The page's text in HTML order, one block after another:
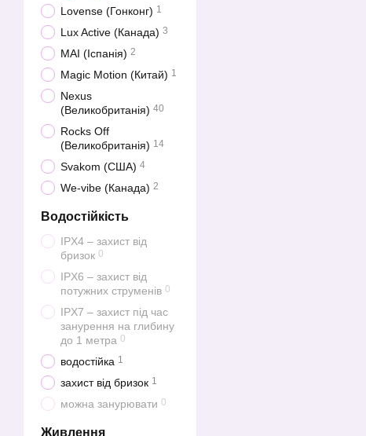
Lovense (Гонконг) 1
Lux Active (Канада) 3
MAI (Іспанія) 2
Magic Motion (Китай) 1
Nexus
(Великобританія) 40
Rocks Off
(Великобританія) 14
Svakom (США) 4
We-vibe (Канада) 2
Водостійкість
IPX4 – захист від
бризок 0
IPX6 – захист від
потужних струменів 0
IPX7 – захист під час
занурення на глибину
до 1 метра 0
водостійка 1
захист від бризок 1
можна занурювати 0
Живлення